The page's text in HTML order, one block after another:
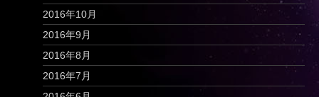
2016年10月
2016年9月
2016年8月
2016年7月